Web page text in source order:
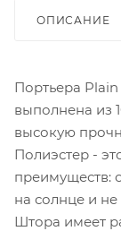
ОПИСАНИЕ
Портьера
выполнена из
высокую
Полиэстер -
преимуществ:
на солнце и не
Штора имеет